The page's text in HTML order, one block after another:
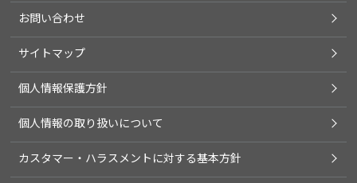
お問い合わせ
サイトマップ
個人情報保護方針
個人情報の取り扱いについて
カスタマー・ハラスメントに対する基本方針